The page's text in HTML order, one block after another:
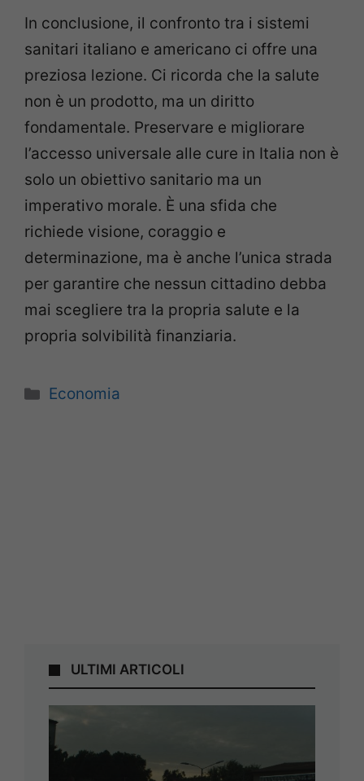
In conclusione, il confronto tra i sistemi
sanitari italiano e americano ci offre una
preziosa lezione. Ci ricorda che la salute
non è un prodotto, ma un diritto
fondamentale. Preservare e migliorare
l’accesso universale alle cure in Italia non è
solo un obiettivo sanitario ma un
imperativo morale. È una sfida che
richiede visione, coraggio e
determinazione, ma è anche l’unica strada
per garantire che nessun cittadino debba
mai scegliere tra la propria salute e la
propria solvibilità finanziaria.
Categorie
Economia
ULTIMI ARTICOLI